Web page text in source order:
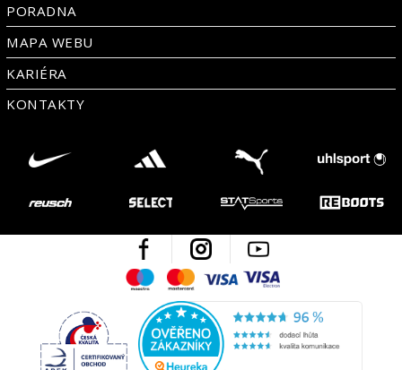
PORADNA
MAPA WEBU
KARIÉRA
KONTAKTY
Facebook Instagram
MaestroMastercard
Visa
Česká kvalita